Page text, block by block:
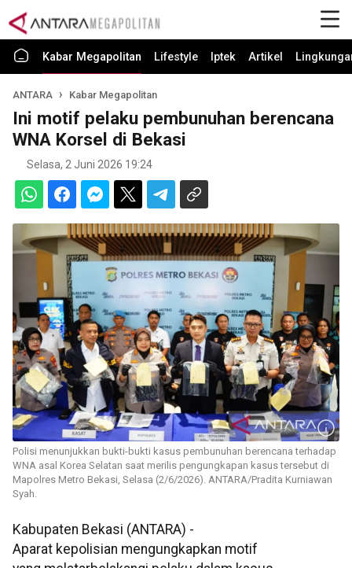
Kabar Megapolitan Lifestyle Iptek Artikel
ANTARA Kabar Megapolitan
Ini motif pelaku pembunuhan berencana
WNA Korsel di Bekasi
Selasa, 2 Juni 2026 19:24
Polisi menunjukkan bukti-bukti kasus pembunuhan berencana terhadap
WNA asal Korea Selatan saat merilis pengungkapan kasus tersebut di
Mapolres Metro Bekasi, Selasa (2/6/2026). ANTARA/Pradita Kurniawan
Syah.
Kabupaten Bekasi (ANTARA) -
Aparat kepolisian mengungkapkan motif